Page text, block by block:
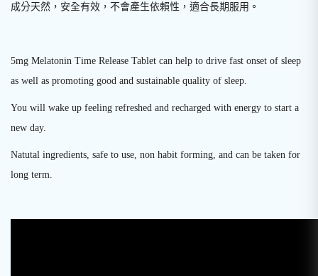
成分天然，安全有效，不會產生依賴性，適合長期服用 。
5mg Melatonin Time Release Tablet can help to drive fast onset of sleep
as well as promoting good and sustainable quality of sleep.
You will wake up feeling refreshed and recharged with energy to start a
new day.
Natutal ingredients, safe to use, non habit forming, and can be taken for
long term.